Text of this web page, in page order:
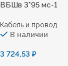
ВБШв 3*95 мс-1
Кабель и провод
В наличии
3 724,53 ₽